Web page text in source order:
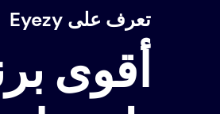
تعرف على Eyezy
أقوى